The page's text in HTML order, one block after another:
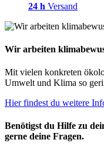
24 h Versand
Wir arbeiten
Mit vielen konkreten
Umwelt und Klima so
Hier findest du weitere
Benötigst du Hilfe zu
gerne deine Fragen.